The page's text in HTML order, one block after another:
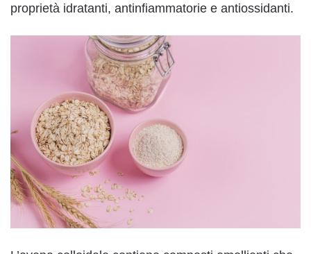
proprietà idratanti, antinfiammatorie e antiossidanti.